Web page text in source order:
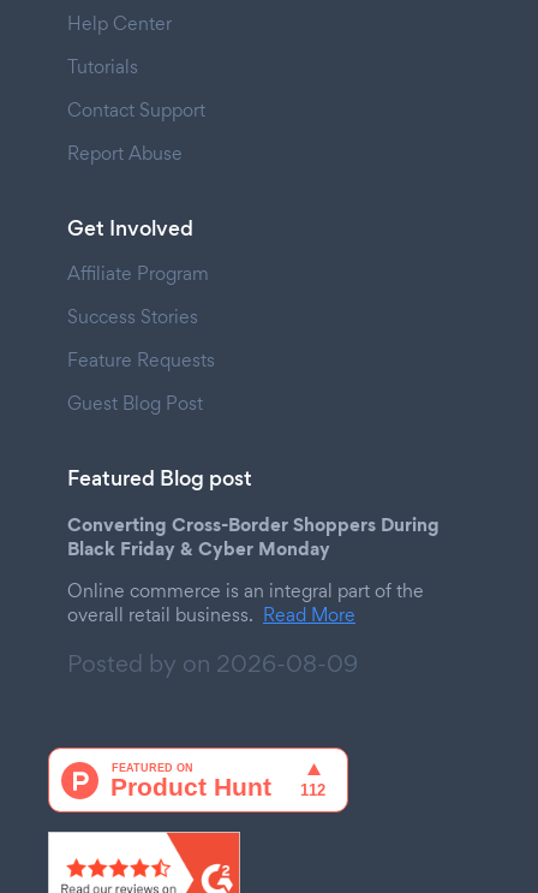
Help Center
Tutorials
Contact Support
Report Abuse
Get Involved
Affiliate Program
Success Stories
Feature Requests
Guest Blog Post
Featured Blog post
Converting Cross-Border Shoppers During
Black Friday & Cyber Monday
Online commerce is an integral part of the
overall retail business. Read More
Posted by on 2026-08-09